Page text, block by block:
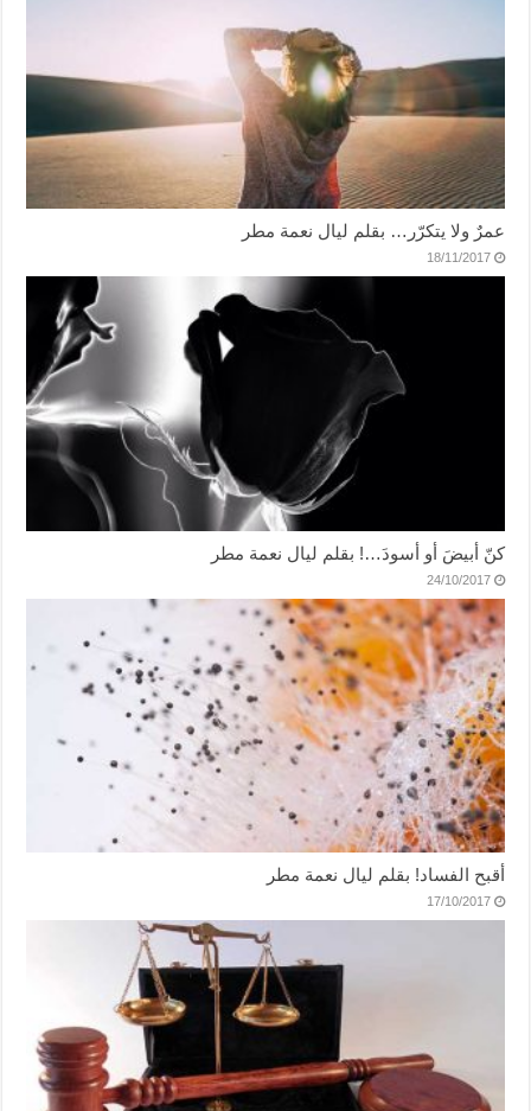
عمرٌ ولا يتكرّر… بقلم ليال نعمة مطر
18/11/2017
كنّ أبيضَ أو أسودَ…! بقلم ليال نعمة مطر
24/10/2017
أقبح الفساد! بقلم ليال نعمة مطر
17/10/2017